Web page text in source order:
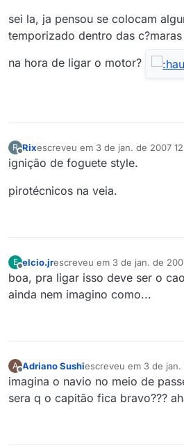
sei la, ja pensou se colocam
temporizado dentro das
na hora de ligar o motor?
R
Offline
Rixescreveu em 3 de jan. de 2007
última edição por
ignição de foguete style.
pirotécnicos na veia.
E elcio.jrescreveu em 3 de jan. de
última edição por
boa, pra ligar isso deve ser o
ainda nem imagino como...
A
Offline
Adriano Sushiescreveu em 3 de jan.
última edição por
imagina o navio no meio de
sera q o capitão fica bravo???